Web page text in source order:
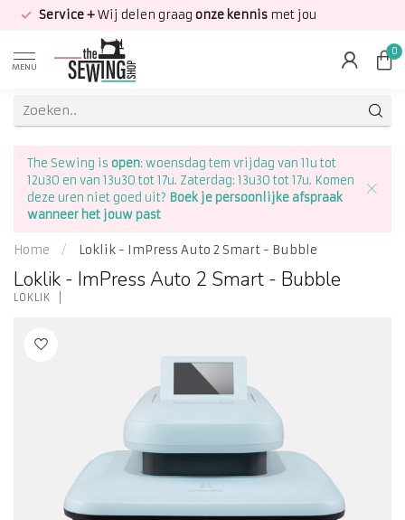
Service +Wij delen graag onze kennis met jou
MENU
0
The Sewing is open: woensdag tem vrijdag van 11u tot
12u30 en van 13u30 tot 17u. Zaterdag: 13u30 tot 17u. Komen
deze uren niet goed uit? Boek je persoonlijke afspraak
wanneer het jouw past
Home / Loklik - ImPress Auto 2 Smart - Bubble
Loklik - ImPress Auto 2 Smart - Bubble
LOKLIK